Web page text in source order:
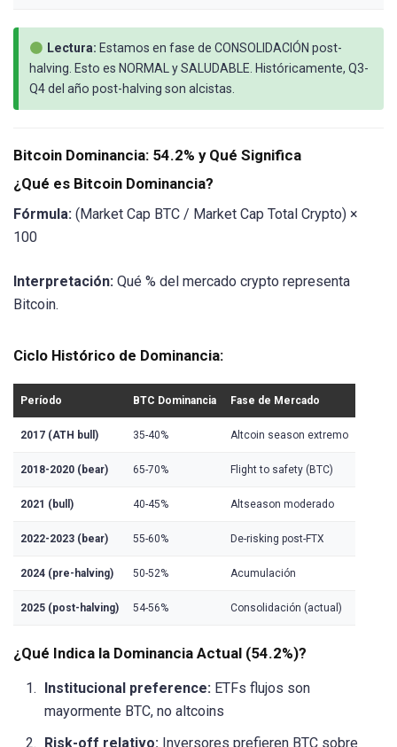
Lectura: Estamos en fase de CONSOLIDACIÓN post-
halving. Esto es NORMAL y SALUDABLE. Históricamente, Q3-
Q4 del año post-halving son alcistas.
Bitcoin Dominancia: 54.2% y Qué Significa
¿Qué es Bitcoin Dominancia?
Fórmula: (Market Cap BTC / Market Cap Total Crypto) ×
100
Interpretación: Qué % del mercado crypto representa
Bitcoin.
Ciclo Histórico de Dominancia:
Período BTC Dominancia Fase de Mercado
2017 (ATH bull) 35-40% Altcoin season extremo
2018-2020 (bear) 65-70% Flight to safety (BTC)
2021 (bull) 40-45% Altseason moderado
2022-2023 (bear) 55-60% De-risking post-FTX
2024 (pre-halving) 50-52% Acumulación
2025 (post-halving) 54-56% Consolidación (actual)
¿Qué Indica la Dominancia Actual (54.2%)?
Institucional preference: ETFs flujos son
mayormente BTC, no altcoins
Risk-off relativo: Inversores prefieren BTC sobre